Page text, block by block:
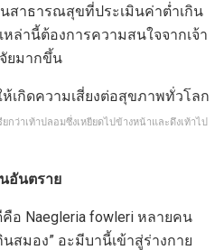
สาธารณสุขที่ประเมินค่าต่ำเกิน
ล่านี้ต้องการความสนใจจากเจ้า
ยมากขึ้น
กว่าเท้าปลอมซึ่งเหยียดไปข้างหน้าและดึงเท้าไป
อันตราย
อ Naegleria fowleri หลายคน
สมอง” อะมีบานี้เข้าสู่ร่างกาย